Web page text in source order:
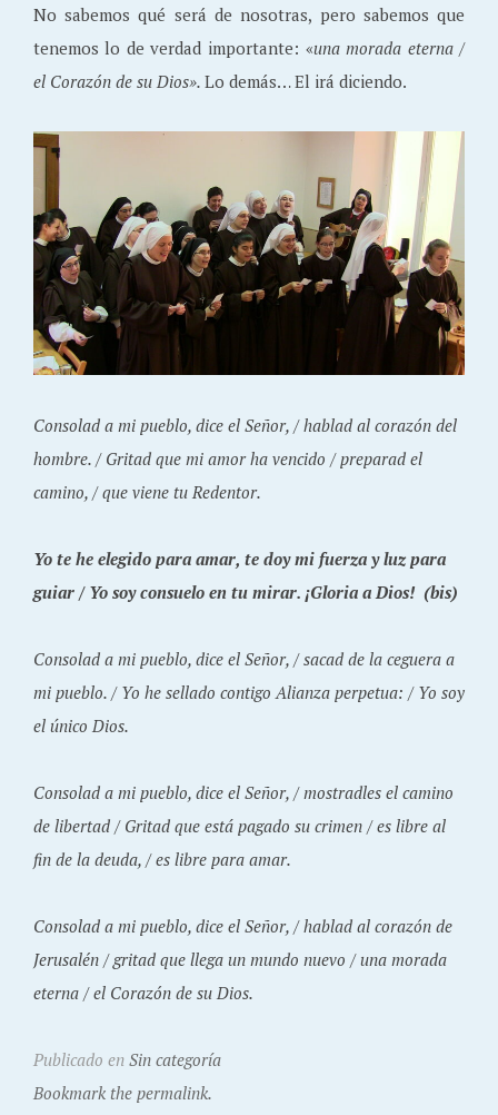
No sabemos qué será de nosotras, pero sabemos que
tenemos lo de verdad importante: «una morada eterna /
el Corazón de su Dios». Lo demás… El irá diciendo.
Consolad a mi pueblo, dice el Señor, / hablad al corazón del
hombre. / Gritad que mi amor ha vencido / preparad el
camino, / que viene tu Redentor.
Yo te he elegido para amar, te doy mi fuerza y luz para
guiar / Yo soy consuelo en tu mirar. ¡Gloria a Dios! (bis)
Consolad a mi pueblo, dice el Señor, / sacad de la ceguera a
mi pueblo. / Yo he sellado contigo Alianza perpetua: / Yo soy
el único Dios.
Consolad a mi pueblo, dice el Señor, / mostradles el camino
de libertad / Gritad que está pagado su crimen / es libre al
fin de la deuda, / es libre para amar.
Consolad a mi pueblo, dice el Señor, / hablad al corazón de
Jerusalén / gritad que llega un mundo nuevo / una morada
eterna / el Corazón de su Dios.
Publicado en Sin categoría
Bookmark the permalink.